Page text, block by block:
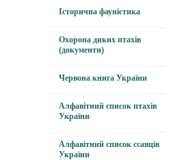
Історична фауністика
Охорона диких птахів
(документи)
Червона книга України
Алфавітний список птахів
України
Алфавітний список ссавців
України